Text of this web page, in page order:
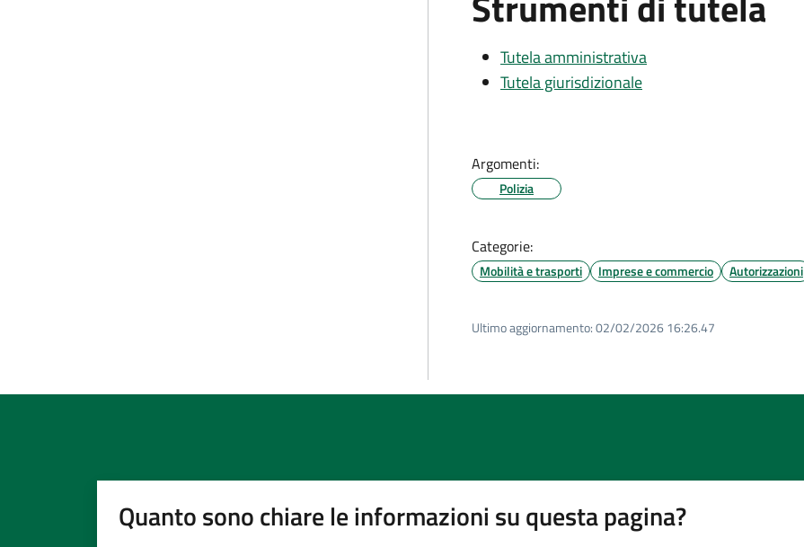
Tutela amministrativa
Tutela giurisdizionale
Argomenti:
Polizia
Categorie:
Mobilità e trasporti Imprese e commercio Autorizzazioni
Ultimo aggiornamento:02/02/2026 16:26.47
Quanto sono chiare le informazioni su questa pagina?